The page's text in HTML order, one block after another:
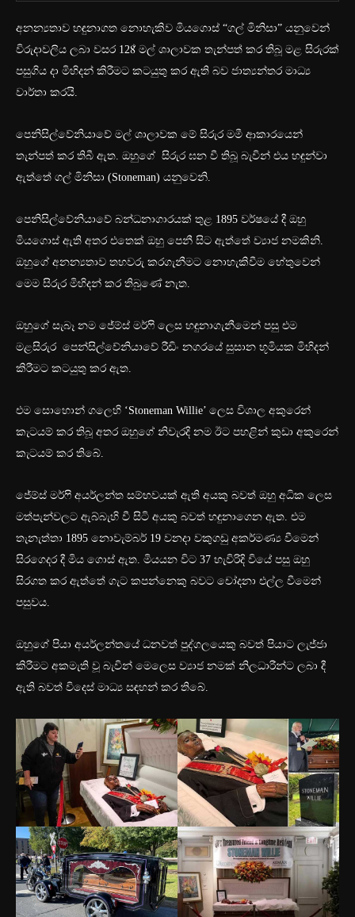
අනන්‍යතාව හඳුනාගත නොහැකිව මියගොස් “ගල් මිනිසා” යනුවෙන්
විරුදාවලිය ලබා වසර 128් මල් ශාලාවක තැන්පත් කර තිබූ මළ සිරුරක්
පසුගිය දා මිහිදන් කිරීමට කටයුතු කර ඇති බව ජාත්‍යන්තර මාධ්‍ය
වාර්තා කරයි.
පෙනිසිල්වේනියාවේ මල් ශාලාවක මේ සිරුර මමී ආකාරයෙන්
තැන්පත් කර තිබී ඇත. ඔහුගේ සිරුර ඝන වී තිබූ බැවින් එය හඳුන්වා
ඇත්තේ ගල් මිනිසා (Stoneman) යනුවෙනි.
පෙනිසිල්වේනියාවේ බන්ධනාගාරයක් තුළ 1895 වර්ෂයේ දී ඔහු
මියගොස් ඇති අතර එතෙක් ඔහු පෙනී සිට ඇත්තේ ව්‍යාජ නමකිනි.
ඔහුගේ අනන්‍යතාව තහවරු කරගැනීමට නොහැකිවීම හේතුවෙන්
මෙම සිරුර මිහිදන් කර තිබුණේ නැත.
ඔහුගේ සැබෑ නම ජේම්ස් මර්ෆි ලෙස හඳුනාගැනීමෙන් පසු එම
මළසිරුර පෙන්සිල්වේනියාවේ රීඩිං නගරයේ සුසාන භූමියක මිහිදන්
කිරීමට කටයුතු කර ඇත.
එම සොහොන් ගලෙහි ‘Stoneman Willie’ ලෙස විශාල අකුරෙන්
කැටයම් කර තිබූ අතර ඔහුගේ නිවැරදි නම ඊට පහළින් කුඩා අකුරෙන්
කැටයම් කර තිබේ.
ජේම්ස් මර්ෆි අයර්ලන්ත සම්භවයක් ඇති අයකු බවත් ඔහු අධික ලෙස
මත්පැන්වලට ඇබ්බැහි වී සිටි අයකු බවත් හඳුනාගෙන ඇත. එම
තැනැත්තා 1895 නොවැම්බර් 19 වනදා වකුගඩු අකර්මණ්‍ය වීමෙන්
සිරගෙදර දී මිය ගොස් ඇත. මියයන විට 37 හැවිරිදි වියේ පසු ඔහු
සිරගත කර ඇත්තේ ගැට කපන්නෙකු බවට චෝදනා එල්ල වීමෙන්
පසුවය.
ඔහුගේ පියා අයර්ලන්තයේ ධනවත් පුද්ගලයෙකු බවත් පියාට ලැජ්ජා
කිරීමට අකමැති වූ බැවින් මෙලෙස ව්‍යාජ නමක් නිලධාරීන්ට ලබා දී
ඇති බවත් විදෙස් මාධ්‍ය සඳහන් කර තිබේ.